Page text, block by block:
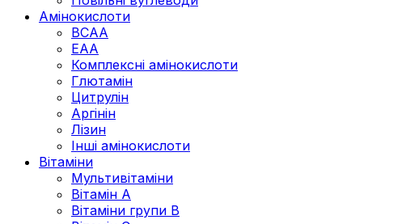
Амінокислоти
BCAA
EAA
Комплексні амінокислоти
Глютамін
Цитрулін
Аргінін
Лізин
Інші амінокислоти
Вітаміни
Мультивітаміни
Вітамін А
Вітаміни групи В